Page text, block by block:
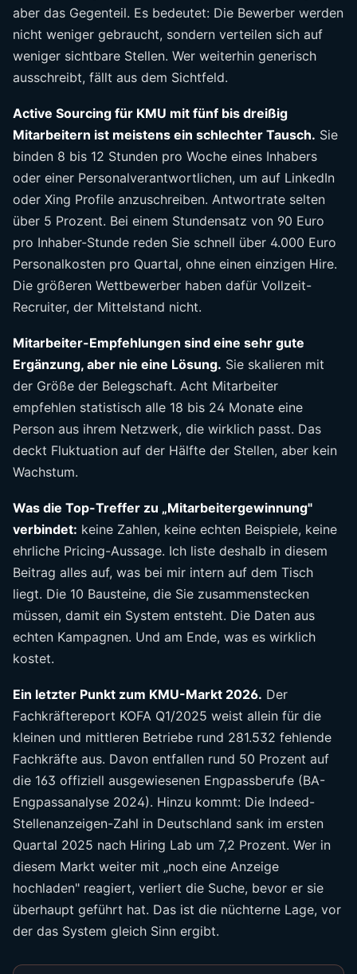
aber das Gegenteil. Es bedeutet: Die Bewerber werden
nicht weniger gebraucht, sondern verteilen sich auf
weniger sichtbare Stellen. Wer weiterhin generisch
ausschreibt, fällt aus dem Sichtfeld.
Active Sourcing für KMU mit fünf bis dreißig
Mitarbeitern ist meistens ein schlechter Tausch. Sie
binden 8 bis 12 Stunden pro Woche eines Inhabers
oder einer Personalverantwortlichen, um auf LinkedIn
oder Xing Profile anzuschreiben. Antwortrate selten
über 5 Prozent. Bei einem Stundensatz von 90 Euro
pro Inhaber-Stunde reden Sie schnell über 4.000 Euro
Personalkosten pro Quartal, ohne einen einzigen Hire.
Die größeren Wettbewerber haben dafür Vollzeit-
Recruiter, der Mittelstand nicht.
Mitarbeiter-Empfehlungen sind eine sehr gute
Ergänzung, aber nie eine Lösung. Sie skalieren mit
der Größe der Belegschaft. Acht Mitarbeiter
empfehlen statistisch alle 18 bis 24 Monate eine
Person aus ihrem Netzwerk, die wirklich passt. Das
deckt Fluktuation auf der Hälfte der Stellen, aber kein
Wachstum.
Was die Top-Treffer zu „Mitarbeitergewinnung"
verbindet: keine Zahlen, keine echten Beispiele, keine
ehrliche Pricing-Aussage. Ich liste deshalb in diesem
Beitrag alles auf, was bei mir intern auf dem Tisch
liegt. Die 10 Bausteine, die Sie zusammenstecken
müssen, damit ein System entsteht. Die Daten aus
echten Kampagnen. Und am Ende, was es wirklich
kostet.
Ein letzter Punkt zum KMU-Markt 2026. Der
Fachkräftereport KOFA Q1/2025 weist allein für die
kleinen und mittleren Betriebe rund 281.532 fehlende
Fachkräfte aus. Davon entfallen rund 50 Prozent auf
die 163 offiziell ausgewiesenen Engpassberufe (BA-
Engpassanalyse 2024). Hinzu kommt: Die Indeed-
Stellenanzeigen-Zahl in Deutschland sank im ersten
Quartal 2025 nach Hiring Lab um 7,2 Prozent. Wer in
diesem Markt weiter mit „noch eine Anzeige
hochladen" reagiert, verliert die Suche, bevor er sie
überhaupt geführt hat. Das ist die nüchterne Lage, vor
der das System gleich Sinn ergibt.